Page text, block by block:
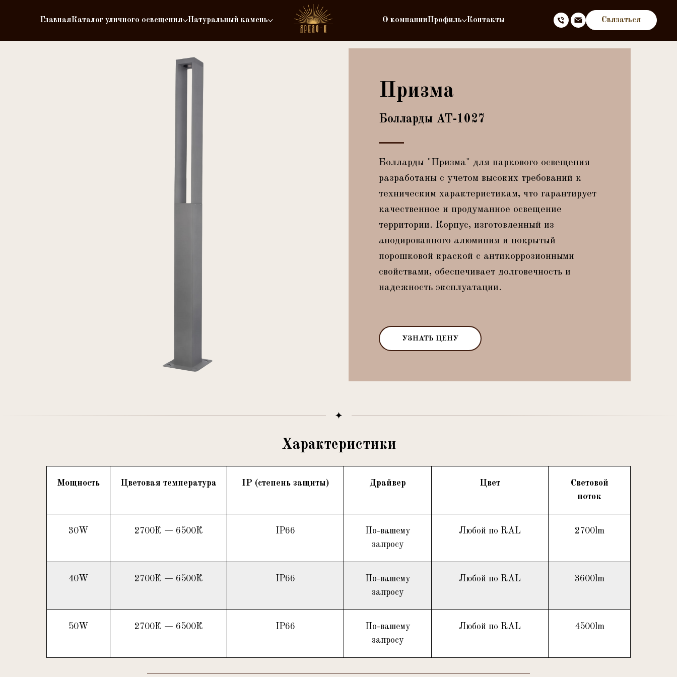
ГлавнаяКаталог уличного освещения Натуральный камень О компанииПрофиль Контакты Связаться
Призма
Болларды АТ-1027
Болларды "Призма" для паркового освещения
разработаны с учетом высоких требований к
техническим характеристикам, что гарантирует
качественное и продуманное освещение
территории. Корпус, изготовленный из
анодированного алюминия и покрытый
порошковой краской с антикоррозионными
свойствами, обеспечивает долговечность и
надежность эксплуатации.
УЗНАТЬ ЦЕНУ
Характеристики
Мощность Цветовая температура IP (степень защиты) Драйвер Цвет
Световой
поток
30W 2700К — 6500К IP66
По-вашему
запросу
Любой по RAL 2700lm
40W 2700К — 6500К IP66
По-вашему
запросу
Любой по RAL 3600lm
50W 2700К — 6500К IP66
По-вашему
запросу
Любой по RAL 4500lm